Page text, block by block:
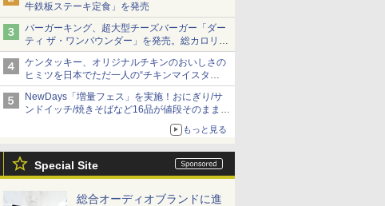
牛鉄板ステーキ定食」を発売
バーガーキング、超大型チーズバーガー「ダー
ティ ザ・ワンパウンダー」を発売。総カロリー
約1656kcal、総重量約527g！
ケンタッキー、オリジナルチキンのおいしさの
ヒミツを日本でただ一人の“チキンマイスタ
ー”笠原氏から学んできた
NewDays「増量フェス」を実施！おにぎり/サ
ンドイッチ/焼きそばなど16品が値段そのままで
もっと見る
Special Site
総合オーディオブランドに進